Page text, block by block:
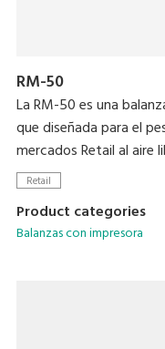
RM-50
La RM-50 es una
que diseñada para el
mercados Retail al aire
Retail
Product categories
Balanzas con impresora